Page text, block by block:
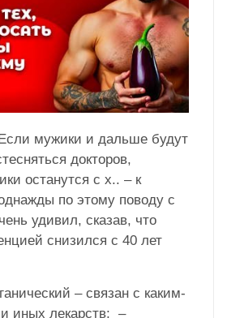
мужики и дальше будут
докторов,
останутся с х.. – к
по этому поводу с
удивил, сказав, что
снизился с 40 лет
– связан с каким-
иных лекарств; –